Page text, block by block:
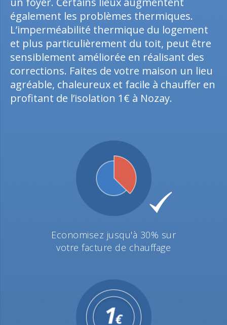
également les problèmes thermiques.
L’imperméabilité thermique du logement
et plus particulièrement du toit, peut être
sensiblement améliorée en réalisant des
corrections. Faites de votre maison un lieu
agréable, chaleureux et facile à chauffer en
profitant de l’isolation 1€ à Nozay.
Economisez jusqu'à 30% sur
votre facture de chauffage